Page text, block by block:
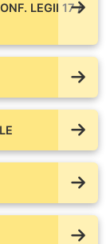
LEGII 17 /